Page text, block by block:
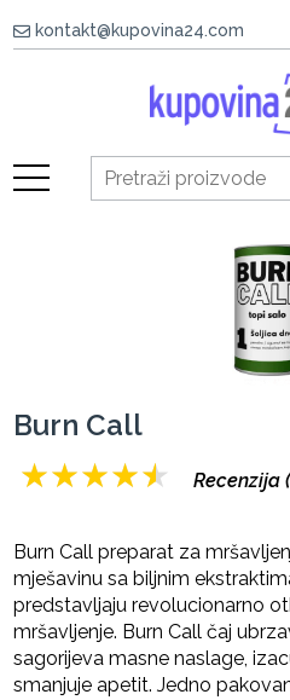
kontakt@kupovina24.com
Burn Call
★★★★★ Recenzija
Burn Call preparat za
mješavinu sa biljnim
predstavljaju revolucionarno
mršavljenje. Burn Call čaj
sagorijeva masne naslage,
smanjuje apetit. Jedno